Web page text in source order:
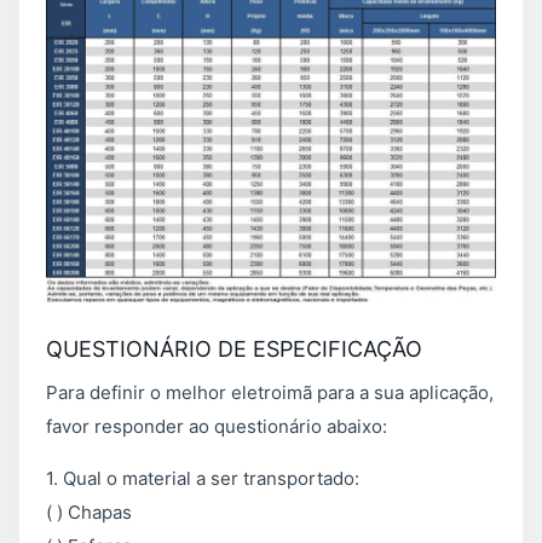
QUESTIONÁRIO DE ESPECIFICAÇÃO
Para definir o melhor eletroimã para a sua aplicação,
favor responder ao questionário abaixo:
1. Qual o material a ser transportado:
( ) Chapas